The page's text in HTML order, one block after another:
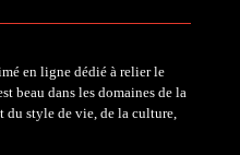
en ligne dédié à relier le
beau dans les domaines de la
du style de vie, de la culture,